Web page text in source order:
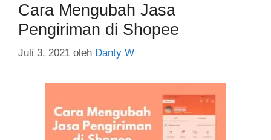
Cara Mengubah Jasa
Pengiriman di Shopee
Juli 3, 2021 oleh Danty W